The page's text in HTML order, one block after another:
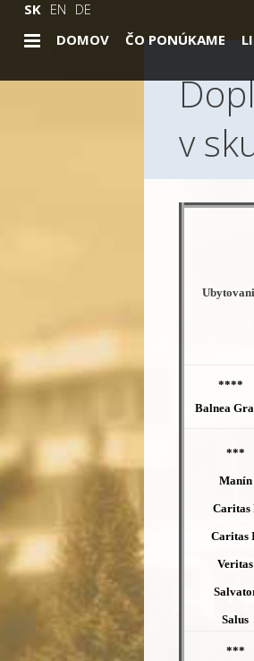
SK EN DE
DOMOV
ČO PONÚKAME
v
****
Balnea
***
Manín
Caritas
Caritas
Veritas
Salus
***